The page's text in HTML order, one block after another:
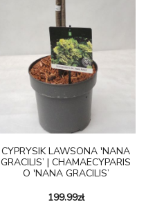
CYPRYSIK LAWSONA 'NANA
GRACILIS’ | CHAMAECYPARIS
O 'NANA GRACILIS’
199.99zł